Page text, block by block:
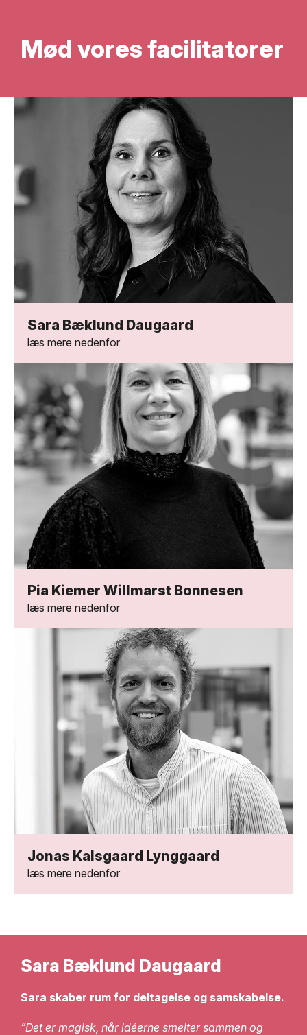
Mød vores facilitatorer
Sara Bæklund Daugaard
læs mere nedenfor
Pia Kiemer Willmarst Bonnesen
læs mere nedenfor
Jonas Kalsgaard Lynggaard
læs mere nedenfor
Sara Bæklund Daugaard
Sara skaber rum for deltagelse og samskabelse.
”Det er magisk, når idéerne smelter sammen og